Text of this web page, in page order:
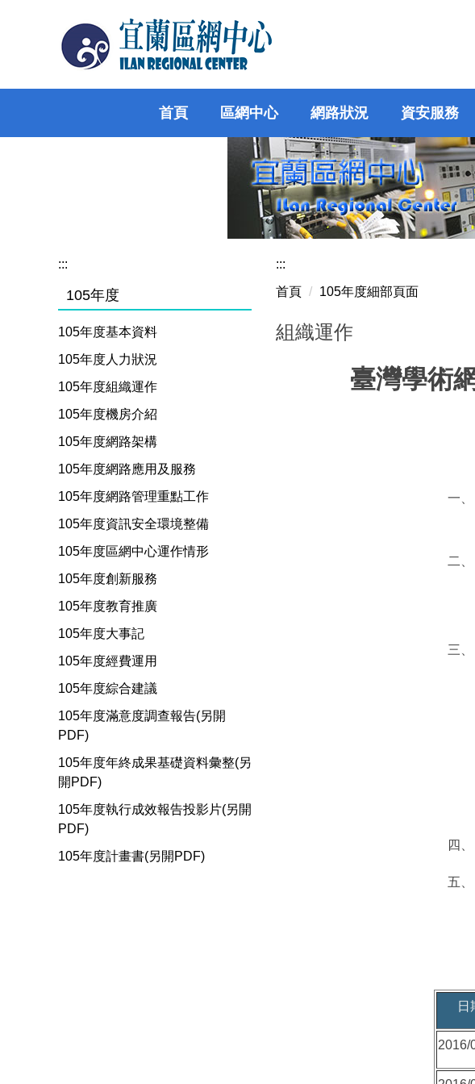
內
首頁 區網中心 網路狀況 資安服務
:::
105年度
105年度基本資料
105年度人力狀況
105年度組織運作
105年度機房介紹
105年度網路架構
105年度網路應用及服務
105年度網路管理重點工作
105年度資訊安全環境整備
105年度區網中心運作情形
105年度創新服務
105年度教育推廣
105年度大事記
105年度經費運用
105年度綜合建議
105年度滿意度調查報告(另開
PDF)
105年度年終成果基礎資料彙整(另
開PDF)
105年度執行成效報告投影片(另開
PDF)
105年度計畫書(另開PDF)
:::
首頁
105年度細部頁面
組織運作
臺灣學術
一、
二、
三、
四、
五、
日
2016/